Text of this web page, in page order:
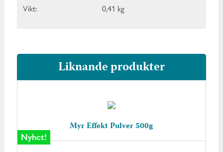
Vikt:
0,41 kg
Liknande produkter
Myr Effekt Pulver 500g
Nyhet!